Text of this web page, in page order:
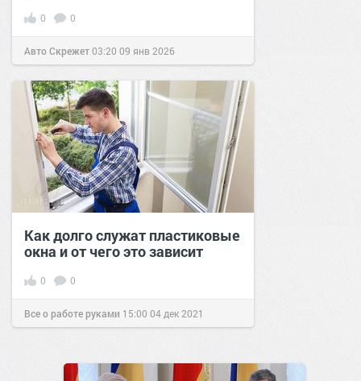
0 0
Авто Скрежет03:20 09 янв 2026
Как долго служат пластиковые
окна и от чего это зависит
0 0
Все о работе руками 15:00 04 дек 2021